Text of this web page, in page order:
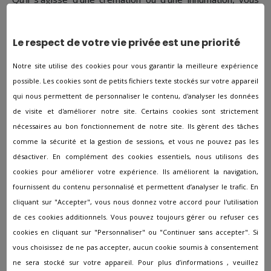
Il existe 2 formules différentes :
Contrat obsèques en capital : L'assuré cotise
légué aux bénéficiaires définis au préalable et qui devront
s'occuper de la planification de la cérémonie funéraire.
Contrat funérailles en prestations : Dans ce cas, en plus de
cotiser, l'assuré fait part à l'agencePompes Funèbres
David Frerotde ses volontés essentielles afin qu'elles
soient respectées lors de son décès.
Quel est le prix d'obsèques ?
Le respect de votre vie privée est une priorité
Notre site utilise des cookies pour vous garantir la meilleure expérience
possible. Les cookies sont de petits fichiers texte stockés sur votre appareil
qui nous permettent de personnaliser le contenu, d'analyser les données
de visite et d'améliorer notre site. Certains cookies sont strictement
nécessaires au bon fonctionnement de notre site. Ils gèrent des tâches
comme la sécurité et la gestion de sessions, et vous ne pouvez pas les
désactiver. En complément des cookies essentiels, nous utilisons des
cookies pour améliorer votre expérience. Ils améliorent la navigation,
fournissent du contenu personnalisé et permettent d’analyser le trafic. En
cliquant sur "Accepter", vous nous donnez votre accord pour l'utilisation
de ces cookies additionnels. Vous pouvez toujours gérer ou refuser ces
cookies en cliquant sur "Personnaliser" ou "Continuer sans accepter". Si
vous choisissez de ne pas accepter, aucun cookie soumis à consentement
ne sera stocké sur votre appareil. Pour plus d’informations , veuillez